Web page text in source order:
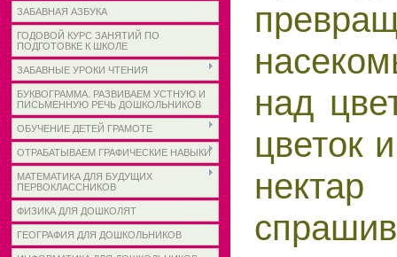
ЗАБАВНАЯ АЗБУКА
ГОДОВОЙ КУРС ЗАНЯТИЙ ПО
ПОДГОТОВКЕ К ШКОЛЕ
ЗАБАВНЫЕ УРОКИ ЧТЕНИЯ
БУКВОГРАММА. РАЗВИВАЕМ УСТНУЮ И
ПИСЬМЕННУЮ РЕЧЬ ДОШКОЛЬНИКОВ
ОБУЧЕНИЕ ДЕТЕЙ ГРАМОТЕ
ОТРАБАТЫВАЕМ ГРАФИЧЕСКИЕ НАВЫКИ
МАТЕМАТИКА ДЛЯ БУДУЩИХ
ПЕРВОКЛАССНИКОВ
ФИЗИКА ДЛЯ ДОШКОЛЯТ
ГЕОГРАФИЯ ДЛЯ ДОШКОЛЬНИКОВ
над
цветок